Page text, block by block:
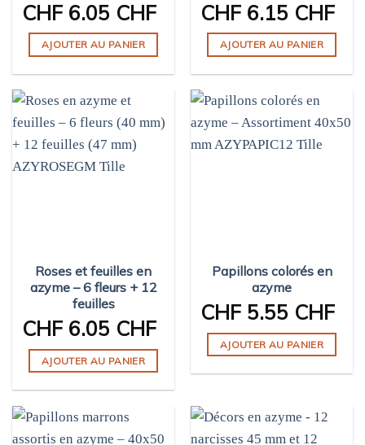
CHF 6.05 CHF
AJOUTER AU PANIER
CHF 6.15 CHF
AJOUTER AU PANIER
Roses et feuilles en
azyme – 6 fleurs + 12
feuilles
CHF 6.05 CHF
AJOUTER AU PANIER
Papillons colorés en
azyme
CHF 5.55 CHF
AJOUTER AU PANIER